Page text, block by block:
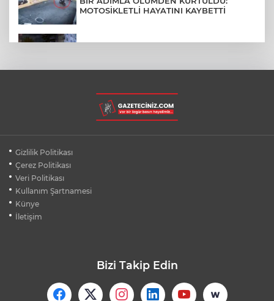
MOTOSİKLETLİ HAYATINI KAYBETTİ
BURSA ŞEHİR HASTANESİ OTOPARKI
AĞUSTOS AYINDA HİZMETE AÇILIYOR
KÜBRA DENİZCİ KESKİN KUPASINI
Gizlilik Politikası
Çerez Politikası
Veri Politikası
Kullanım Şartnamesi
Künye
İletişim
Bizi Takip Edin